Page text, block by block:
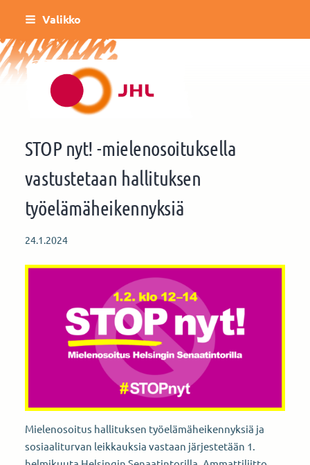
Siirry
sisältöön
Valikko
Helsingin Kulttuurin ja vapaa-ajan
STOP nyt! -mielenosoituksella
vastustetaan hallituksen
työelämäheikennyksiä
24.1.2024
Mielenosoitus hallituksen työelämäheikennyksiä ja
sosiaaliturvan leikkauksia vastaan järjestetään 1.